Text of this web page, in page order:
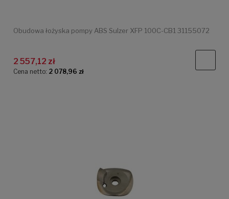
Obudowa łożyska pompy ABS Sulzer XFP 100C-CB1 31155072
2 557,12 zł
Cena netto: 2 078,96 zł